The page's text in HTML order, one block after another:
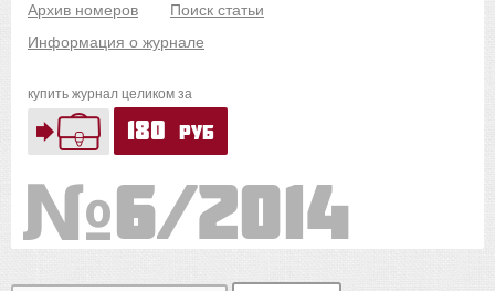
Архив номеров
Поиск статьи
Информация о журнале
купить журнал целиком за
180 руб
6/2014